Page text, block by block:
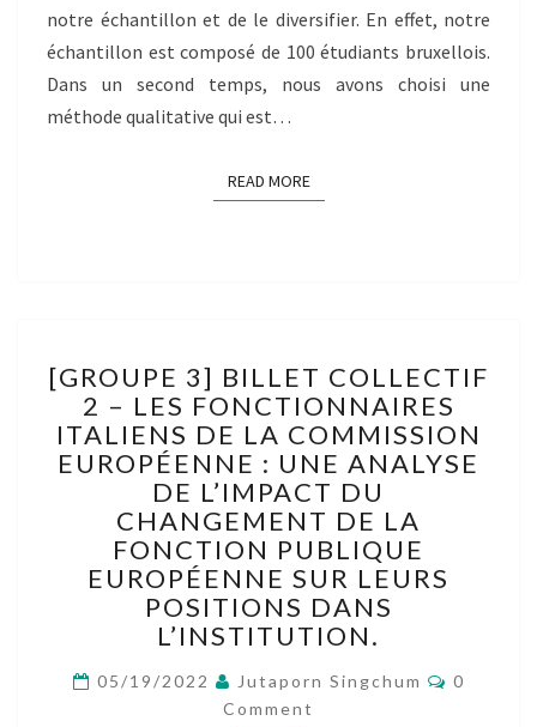
ÉTUDIANT.E.S
PEU
DOTÉ.E.S
EN
notre échantillon et de le diversifier. En effet, notre
échantillon est composé de 100 étudiants bruxellois.
Dans un second temps, nous avons choisi une
méthode qualitative qui est…
READ MOREREAD MORE
BILLET
COLLECTIF
–
LES
FONCTIONNAIRES
ITALIENS
DE
LA
COMMISSION
:
UNE
[GROUPE 3] BILLET COLLECTIF
2 – LES FONCTIONNAIRES
ITALIENS DE LA COMMISSION
EUROPÉENNE : UNE ANALYSE
DE L’IMPACT DU
CHANGEMENT DE LA
FONCTION PUBLIQUE
EUROPÉENNE SUR LEURS
POSITIONS DANS
L’INSTITUTION.
05/19/2022 Jutaporn Singchum
0
Comment